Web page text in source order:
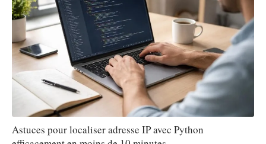
Astuces pour localiser adresse IP avec Python